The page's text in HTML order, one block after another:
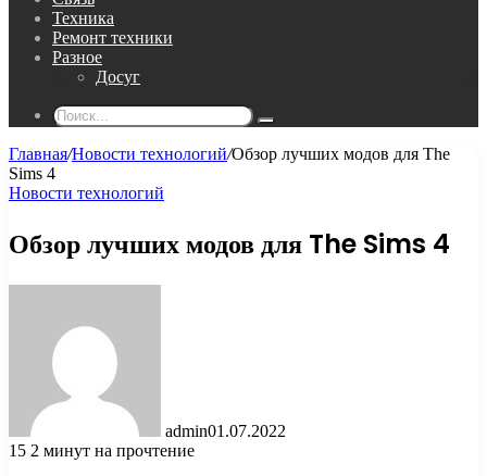
Техника
Ремонт техники
Разное
Досуг
Поиск...
Главная/Новости технологий/Обзор лучших модов для The
Sims 4
Новости технологий
Обзор лучших модов для The Sims 4
admin01.07.2022
15 2 минут на прочтение